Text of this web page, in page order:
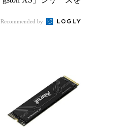
Recommended by